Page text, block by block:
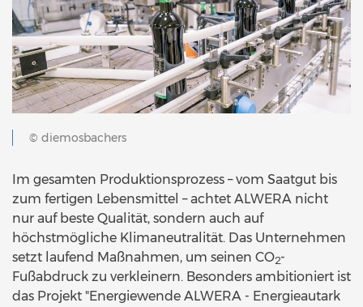
© diemosbachers
Im gesamten Produktionsprozess – vom Saatgut bis
zum fertigen Lebensmittel – achtet ALWERA nicht
nur auf beste Qualität, sondern auch auf
höchstmögliche Klimaneutralität. Das Unternehmen
setzt laufend Maßnahmen, um seinen CO2-
Fußabdruck zu verkleinern. Besonders ambitioniert ist
das Projekt "Energiewende ALWERA - Energieautark